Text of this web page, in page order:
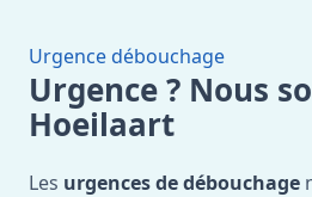
Urgence débouchage
Urgence ? Nous
Hoeilaart
Les urgences de débouchage